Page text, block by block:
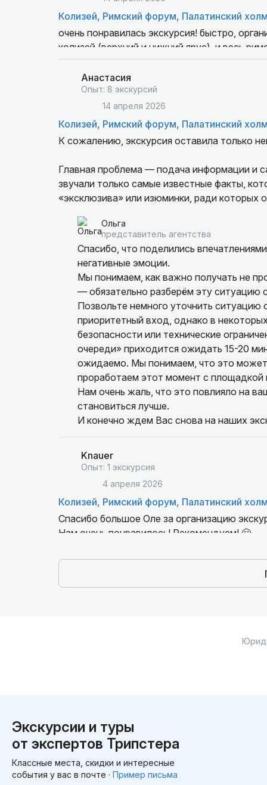
Колизей, Римский форум, Палатинский
очень понравилась экскурсия! быстро,
колизей (верхний и нижний ярус), и весь
Анастасия
Опыт: 8 экскурсий
14 апреля 2026
Колизей, Римский форум, Палатинский
К сожалению, экскурсия оставила только
Главная проблема — подача информации и
звучали только самые известные факты,
«эксклюзива» или изюминки, ради которых
о чем уже говорил. Вся экскурсия, по
Кроме того, очень долго стояли в
подпортило впечатление.
В итоге — самые обидно потраченные
Ольга
представитель агентства
Спасибо, что поделились
негативные эмоции.
Мы понимаем, как важно получать не
— обязательно разберём эту ситуацию
Позвольте немного уточнить
приоритетный вход, однако в
безопасности или технические
очереди» приходится ожидать 15-20
ожидаемо. Мы понимаем, что это может
проработаем этот момент с площадкой
Нам очень жаль, что это повлияло на
становиться лучше.
И конечно ждем Вас снова на наших
Knauer
Опыт: 1 экскурсия
4 апреля 2026
Колизей, Римский форум, Палатинский
Спасибо большое Оле за организацию
Нам очень понравилось! Рекомендуем! 🤗
Экскурсии и туры
от экспертов Трипстера
Классные места, скидки и интересные
события у вас в почте · Пример письма